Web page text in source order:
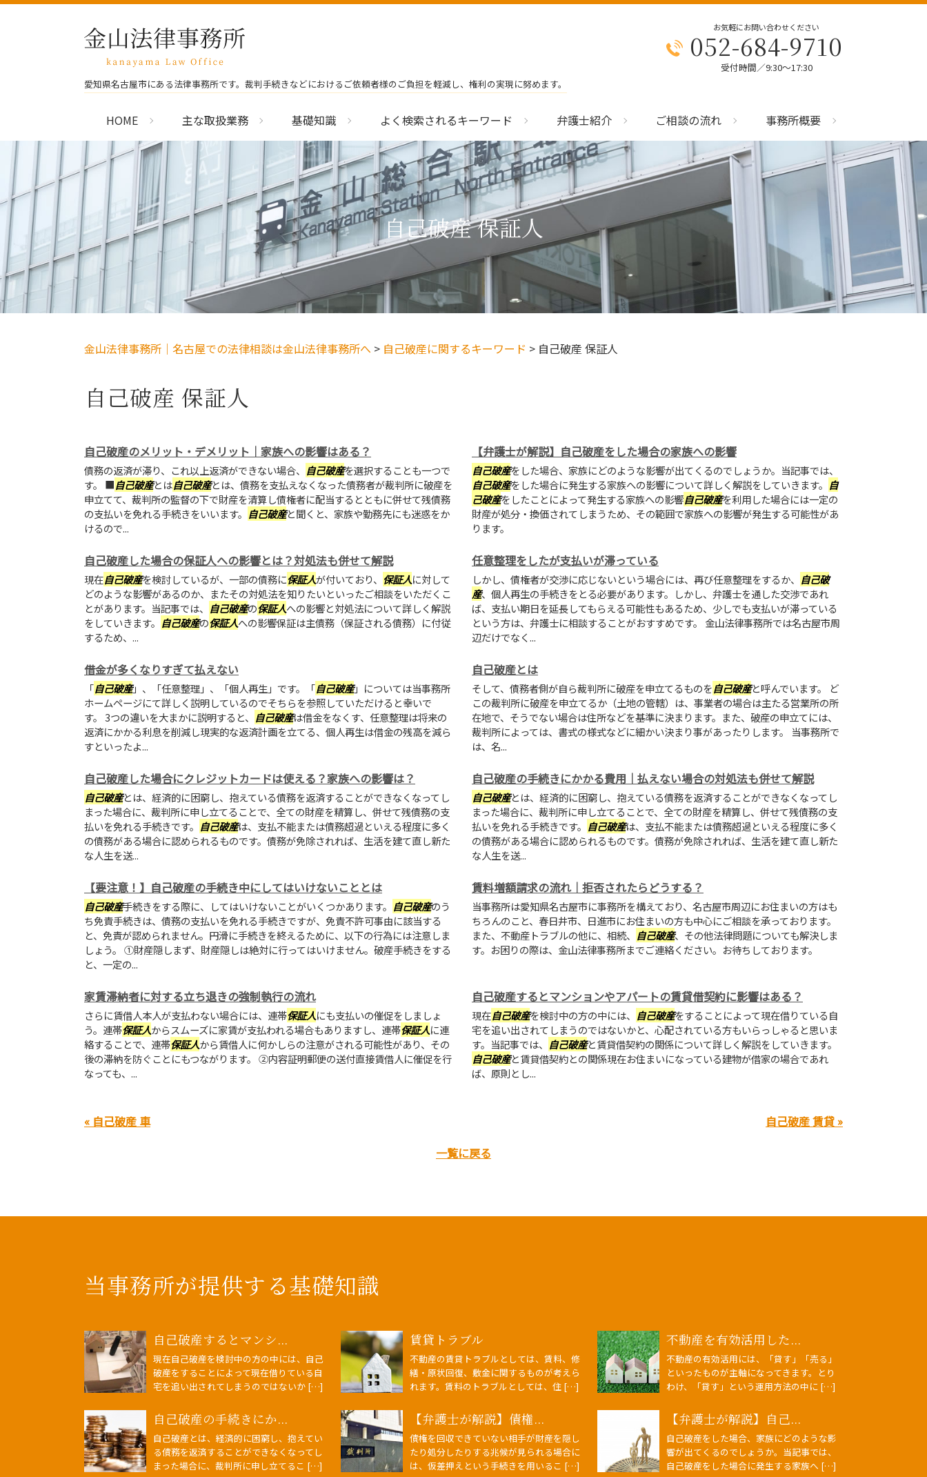
自己破産 保証人
愛知県名古屋市にある法律事務所です。裁判手続きなどにおけるご依頼者様のご負担を軽減し、権利の実現に努めます。
お気軽にお問い合わせください
052-684-9710
受付時間／9:30～17:30
HOME 主な取扱業務 基礎知識 よく検索されるキーワード 弁護士紹介 ご相談の流れ 事務所概要
金山法律事務所｜名古屋での法律相談は金山法律事務所へ > 自己破産に関するキーワード > 自己破産 保証人
自己破産 保証人
自己破産のメリット・デメリット｜家族への影響はある？
債務の返済が滞り、これ以上返済ができない場合、 自己破産を選択することも一つで
す。 ■自己破産とは自己破産とは、債務を支払えなくなった債務者が裁判所に破産を
申立てて、裁判所の監督の下で財産を清算し債権者に配当するとともに併せて残債務
の支払いを免れる手続きをいいます。 自己破産と聞くと、家族や勤務先にも迷惑をか
けるので...
【弁護士が解説】自己破産をした場合の家族への影響
自己破産をした場合、家族にどのような影響が出てくるのでしょうか。当記事では、
自己破産をした場合に発生する家族への影響について詳しく解説をしていきます。 自
己破産をしたことによって発生する家族への影響自己破産を利用した場合には一定の
財産が処分・換価されてしまうため、その範囲で家族への影響が発生する可能性があ
ります。
自己破産した場合の保証人への影響とは？対処法も併せて解説
現在自己破産を検討しているが、一部の債務に保証人が付いており、 保証人に対して
どのような影響があるのか、またその対処法を知りたいといったご相談をいただくこ
とがあります。当記事では、 自己破産の保証人への影響と対処法について詳しく解説
をしていきます。 自己破産の保証人への影響保証は主債務（保証される債務）に付従
するため、...
任意整理をしたが支払いが滞っている
しかし、債権者が交渉に応じないという場合には、再び任意整理をするか、 自己破
産、個人再生の手続きをとる必要があります。しかし、弁護士を通した交渉であれ
ば、支払い期日を延長してもらえる可能性もあるため、少しでも支払いが滞っている
という方は、弁護士に相談することがおすすめです。 金山法律事務所では名古屋市周
辺だけでなく...
借金が多くなりすぎて払えない
「自己破産」、「任意整理」、「個人再生」です。「自己破産」については当事務所
ホームページにて詳しく説明しているのでそちらを参照していただけると幸いで
す。 3つの違いを大まかに説明すると、 自己破産は借金をなくす、任意整理は将来の
返済にかかる利息を削減し現実的な返済計画を立てる、個人再生は借金の残高を減ら
すといったよ...
自己破産とは
そして、債務者側が自ら裁判所に破産を申立てるものを自己破産と呼んでいます。 ど
この裁判所に破産を申立てるか（土地の管轄）は、事業者の場合は主たる営業所の所
在地で、そうでない場合は住所などを基準に決まります。また、破産の申立てには、
裁判所によっては、書式の様式などに細かい決まり事があったりします。 当事務所で
は、名...
自己破産した場合にクレジットカードは使える？家族への影響は？
自己破産とは、経済的に困窮し、抱えている債務を返済することができなくなってし
まった場合に、裁判所に申し立てることで、全ての財産を精算し、併せて残債務の支
払いを免れる手続きです。 自己破産は、支払不能または債務超過といえる程度に多く
の債務がある場合に認められるものです。債務が免除されれば、生活を建て直し新た
な人生を送...
自己破産の手続きにかかる費用｜払えない場合の対処法も併せて解説
自己破産とは、経済的に困窮し、抱えている債務を返済することができなくなってし
まった場合に、裁判所に申し立てることで、全ての財産を精算し、併せて残債務の支
払いを免れる手続きです。 自己破産は、支払不能または債務超過といえる程度に多く
の債務がある場合に認められるものです。債務が免除されれば、生活を建て直し新た
な人生を送...
【要注意！】自己破産の手続き中にしてはいけないこととは
自己破産手続きをする際に、してはいけないことがいくつかあります。 自己破産のう
ち免責手続きは、債務の支払いを免れる手続きですが、免責不許可事由に該当する
と、免責が認められません。円滑に手続きを終えるために、以下の行為には注意しま
しょう。 ①財産隠しまず、財産隠しは絶対に行ってはいけません。破産手続きをする
と、一定の...
賃料増額請求の流れ｜拒否されたらどうする？
当事務所は愛知県名古屋市に事務所を構えており、名古屋市周辺にお住まいの方はも
ちろんのこと、春日井市、日進市にお住まいの方も中心にご相談を承っております。
また、不動産トラブルの他に、相続、 自己破産、その他法律問題についても解決しま
す。お困りの際は、金山法律事務所までご連絡ください。お待ちしております。
家賃滞納者に対する立ち退きの強制執行の流れ
さらに賃借人本人が支払わない場合には、連帯保証人にも支払いの催促をしましょ
う。連帯保証人からスムーズに家賃が支払われる場合もありますし、連帯保証人に連
絡することで、連帯保証人から賃借人に何かしらの注意がされる可能性があり、その
後の滞納を防ぐことにもつながります。 ②内容証明郵便の送付直接賃借人に催促を行
なっても、...
自己破産するとマンションやアパートの賃貸借契約に影響はある？
現在自己破産を検討中の方の中には、 自己破産をすることによって現在借りている自
宅を追い出されてしまうのではないかと、心配されている方もいらっしゃると思いま
す。当記事では、 自己破産と賃貸借契約の関係について詳しく解説をしていきます。
自己破産と賃貸借契約との関係現在お住まいになっている建物が借家の場合であれ
ば、原則とし...
« 自己破産 車
自己破産 賃貸 »
一覧に戻る
当事務所が提供する基礎知識
自己破産するとマンシ...
現在自己破産を検討中の方の中には、自己
破産をすることによって現在借りている自
宅を追い出されてしまうのではないか […]
賃貸トラブル
不動産の賃貸トラブルとしては、賃料、修
繕・原状回復、敷金に関するものが考えら
れます。賃料のトラブルとしては、住 […]
不動産を有効活用した...
不動産の有効活用には、「貸す」「売る」
といったものが主軸になってきます。とり
わけ、「貸す」という運用方法の中に […]
自己破産の手続きにか...
自己破産とは、経済的に困窮し、抱えてい
る債務を返済することができなくなってし
まった場合に、裁判所に申し立てるこ […]
【弁護士が解説】債権...
債権を回収できていない相手が財産を隠し
たり処分したりする兆候が見られる場合に
は、仮差押えという手続きを用いるこ […]
【弁護士が解説】自己...
自己破産をした場合、家族にどのような影
響が出てくるのでしょうか。当記事では、
自己破産をした場合に発生する家族へ […]